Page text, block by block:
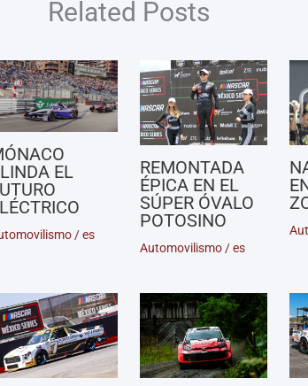
Related Posts
EL
/es
REMONTADA
ÉPICA EN EL
SÚPER ÓVALO
POTOSINO
Automovilismo/es